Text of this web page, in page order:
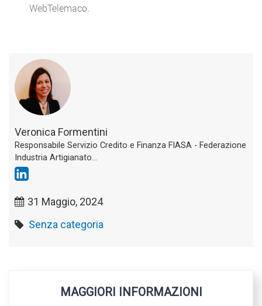
WebTelemaco.
Veronica Formentini
Responsabile Servizio Credito e Finanza FIASA - Federazione
Industria Artigianato...
31 Maggio, 2024
Senza categoria
MAGGIORI INFORMAZIONI